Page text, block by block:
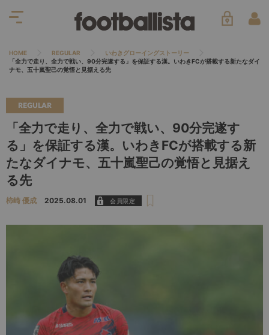
HOME REGULAR
いわきグローイングストーリー
「全力で走り、全力で戦い、90分完遂する」を保証する漢。いわきFCが搭載する新たなダイ
ナモ、五十嵐聖己の覚悟と見据える先
REGULAR
「全力で走り、全力で戦い、90分完遂す
る」を保証する漢。いわきFCが搭載する新
たなダイナモ、五十嵐聖己の覚悟と見据え
る先
柿崎 優成 2025.08.01